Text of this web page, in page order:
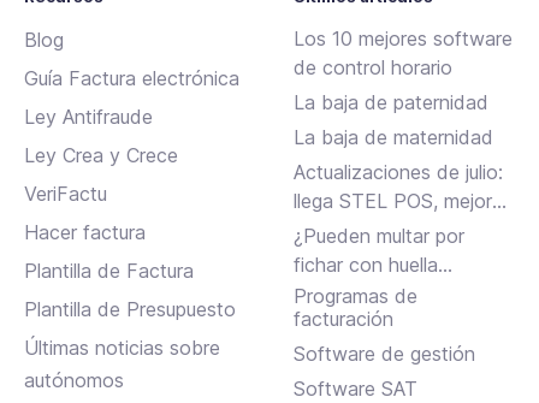
Blog
Guía Factura electrónica
Ley Antifraude
Ley Crea y Crece
VeriFactu
Hacer factura
Plantilla de Factura
Plantilla de Presupuesto
Últimas noticias sobre
autónomos
Los 10 mejores software
de control horario
La baja de paternidad
La baja de maternidad
Actualizaciones de julio:
llega STEL POS, mejoras
en Assistant, albaranes
en Inbox y más
¿Pueden multar por
fichar con huella
dactilar?
Programas de
facturación
Software de gestión
Software SAT